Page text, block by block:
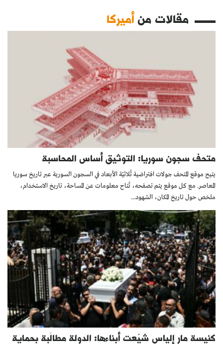
مقالات منأميركا
متحف سجون سوريا: التوثيق أساس المحاسبة
يتيح موقع المتحف جولات افتراضية ثُلاثيّة الأبعاد في السجون السورية عبر تاريخ سوريا
المعاصر. مع كل موقع يتم تصفحه، تُتاح معلومات عن المساحة، تاريخ الاستخدام،
ملخص حول تاريخ المكان، الشهود...
كنيسة مار إلياس شيّعت أبناءها: الدولة مطالَبة بحماية